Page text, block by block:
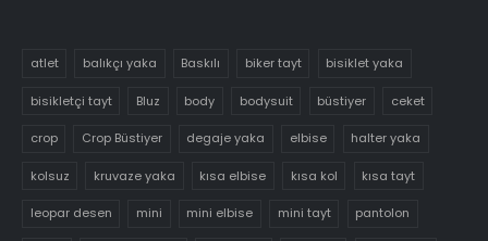
atlet balıkçı yaka Baskılı biker tayt bisiklet yaka
bisikletçi tayt Bluz body bodysuit büstiyer ceket
crop Crop Büstiyer degaje yaka elbise halter yaka
kolsuz kruvaze yaka kısa elbise kısa kol kısa tayt
leopar desen mini mini elbise mini tayt pantolon